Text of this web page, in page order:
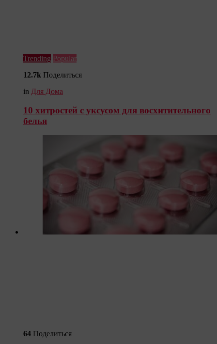
Trending Popular
12.7k Поделиться
in Для Дома
10 хитростей с уксусом для восхитительного
белья
64 Поделиться